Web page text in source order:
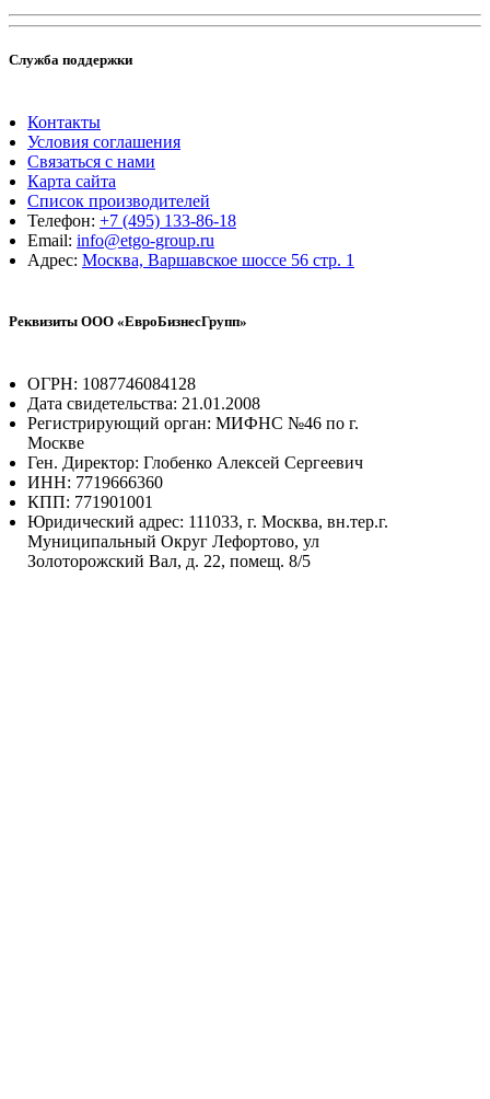
Служба поддержки
Контакты
Условия соглашения
Связаться с нами
Карта сайта
Список производителей
Телефон: +7 (495) 133-86-18
Email: info@etgo-group.ru
Адрес: Москва, Варшавское шоссе 56 стр. 1
Реквизиты ООО «ЕвроБизнесГрупп»
ОГРН: 1087746084128
Дата свидетельства: 21.01.2008
Регистрирующий орган: МИФНС №46 по г.
Москве
Ген. Директор: Глобенко Алексей Сергеевич
ИНН: 7719666360
КПП: 771901001
Юридический адрес: 111033, г. Москва, вн.тер.г.
Муниципальный Округ Лефортово, ул
Золоторожский Вал, д. 22, помещ. 8/5